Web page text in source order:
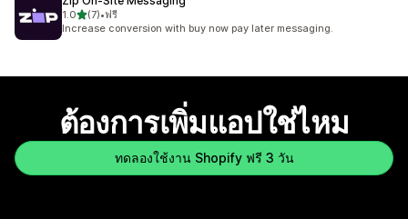
1.0เต็ม 5 ดาว
(7)
ทั้งหมด 7 รีวิว
•ฟรี
Increase conversion with buy now pay later messaging.
ต้องการเพิ่มแอปใช่ไหม
ทดลองใช้งาน Shopify ฟรี 3 วัน